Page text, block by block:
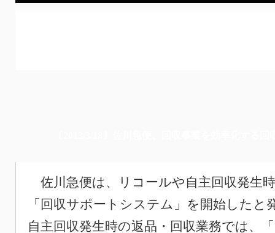
佐川急便は、リコールや自主回収発生
「回収サポートシステム」を開始したと
自主回収発生時の返品・回収業務では、